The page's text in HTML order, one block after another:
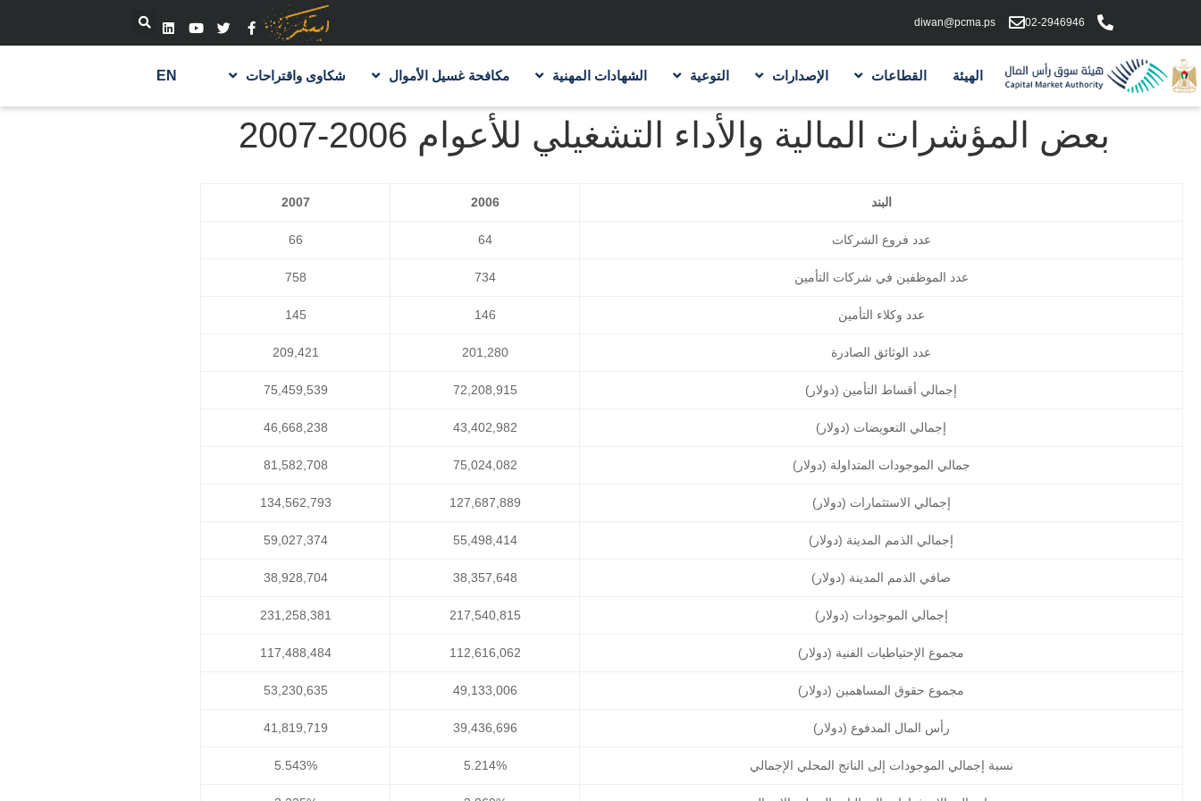
02-2946946
diwan@pcma.ps
الهيئة القطاعات الإصدارات التوعية الشهادات المهنية مكافحة غسيل الأموال شكاوى واقتراحات EN
بعض المؤشرات المالية والأداء التشغيلي للأعوام 2006-2007
البند 2006
2007
عدد فروع الشركات 64
66
عدد الموظفين في شركات التأمين 734
758
عدد وكلاء التأمين 146
145
عدد الوثائق الصادرة 201,280
209,421
إجمالي أقساط التأمين (دولار) 72,208,915
75,459,539
إجمالي التعويضات (دولار) 43,402,982
46,668,238
جمالي الموجودات المتداولة (دولار) 75,024,082
81,582,708
إجمالي الاستثمارات (دولار) 127,687,889
134,562,793
إجمالي الذمم المدينة (دولار) 55,498,414
59,027,374
صافي الذمم المدينة (دولار) 38,357,648
38,928,704
إجمالي الموجودات (دولار) 217,540,815
231,258,381
مجموع الإحتياطيات الفنية (دولار) 112,616,062
117,488,484
مجموع حقوق المساهمين (دولار) 49,133,006
53,230,635
رأس المال المدفوع (دولار) 39,436,696
41,819,719
نسبة إجمالي الموجودات إلى الناتج المحلي الإجمالي 5.214%
5.543%